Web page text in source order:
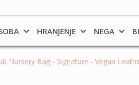
HRANJENJE NEGA
Nursery Bag - Signature - Vegan